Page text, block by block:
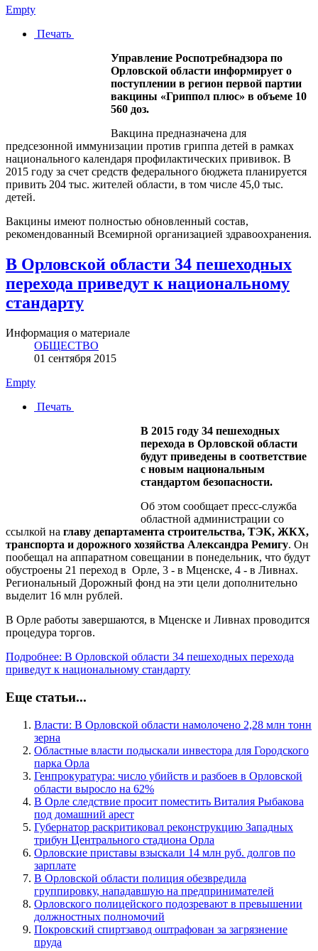
Empty
Печать
Управление Роспотребнадзора по
Орловской области информирует о
поступлении в регион первой партии
вакцины «Гриппол плюс» в объеме 10
560 доз.
Вакцина предназначена для
предсезонной иммунизации против гриппа детей в рамках
национального календаря профилактических прививок. В
2015 году за счет средств федерального бюджета планируется
привить 204 тыс. жителей области, в том числе 45,0 тыс.
детей.
Вакцины имеют полностью обновленный состав,
рекомендованный Всемирной организацией здравоохранения.
В Орловской области 34 пешеходных
перехода приведут к национальному
стандарту
Информация о материале
ОБЩЕСТВО
01 сентября 2015
Empty
Печать
В 2015 году 34 пешеходных
перехода в Орловской области
будут приведены в соответствие
с новым национальным
стандартом безопасности.
Об этом сообщает пресс-служба
областной администрации со
ссылкой на главу департамента строительства, ТЭК, ЖКХ,
транспорта и дорожного хозяйства Александра Ремигу. Он
пообещал на аппаратном совещании в понедельник, что будут
обустроены 21 переход в Орле, 3 - в Мценске, 4 - в Ливнах.
Региональный Дорожный фонд на эти цели дополнительно
выделит 16 млн рублей.
В Орле работы завершаются, в Мценске и Ливнах проводится
процедура торгов.
Подробнее: В Орловской области 34 пешеходных перехода
приведут к национальному стандарту
Еще статьи...
Власти: В Орловской области намолочено 2,28 млн тонн
зерна
Областные власти подыскали инвестора для Городского
парка Орла
Генпрокуратура: число убийств и разбоев в Орловской
области выросло на 62%
В Орле следствие просит поместить Виталия Рыбакова
под домашний арест
Губернатор раскритиковал реконструкцию Западных
трибун Центрального стадиона Орла
Орловские приставы взыскали 14 млн руб. долгов по
зарплате
В Орловской области полиция обезвредила
группировку, нападавшую на предпринимателей
Орловского полицейского подозревают в превышении
должностных полномочий
Покровский спиртзавод оштрафован за загрязнение
пруда